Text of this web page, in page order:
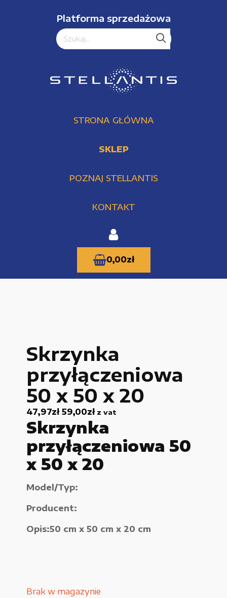
Platforma sprzedażowa
STRONA GŁÓWNA
SKLEP
POZNAJ STELLANTIS
KONTAKT
0,00zł
Części zamienne do urządzeń i narzędzi
Kable i przewody
Maszyny i urządzenia produkcujne
Materiały budowlane
Nowe części zamienne
Pompy i przekładnie
Urządzenia elektryczne
Urządzenia pneumatyczne i hydrauliczne
Używane narzędzia warsztatowe
Pozostałe
WYPRZEDAŻE
Skrzynka
przyłączeniowa
50 x 50 x 20
47,97zł 59,00złz vat
Skrzynka
przyłączeniowa 50
x 50 x 20
Model/Typ:
Producent:
Opis:50 cm x 50 cm x 20 cm
Brak w magazynie